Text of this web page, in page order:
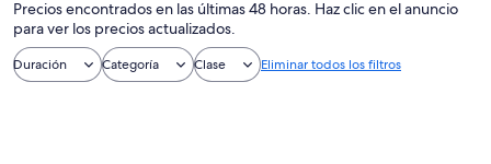
Precios encontrados en las últimas 48 horas. Haz clic en el anuncio
para ver los precios actualizados.
Duración Categoría Clase Eliminar todos los filtros